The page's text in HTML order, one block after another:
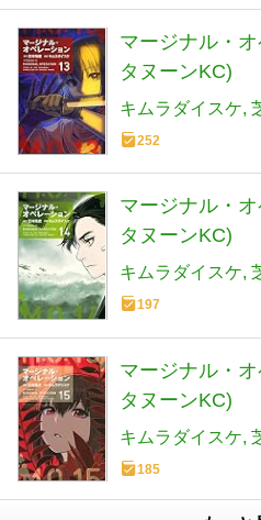
マージナル・
タヌーンKC)
キムラダイスケ
252
マージナル・
タヌーンKC)
キムラダイスケ
197
マージナル・
タヌーンKC)
キムラダイスケ
185